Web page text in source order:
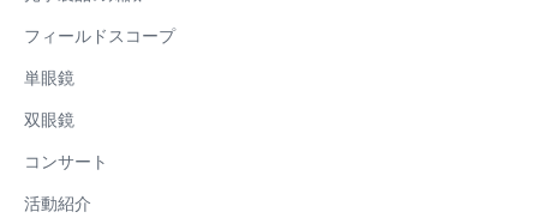
フィールドスコープ
単眼鏡
双眼鏡
コンサート
活動紹介